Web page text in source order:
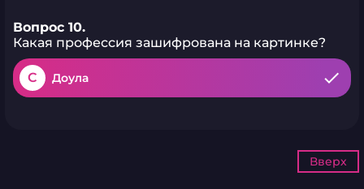
Вопрос 10.
Какая профессия зашифрована на картинке?
C Доула
Вверх